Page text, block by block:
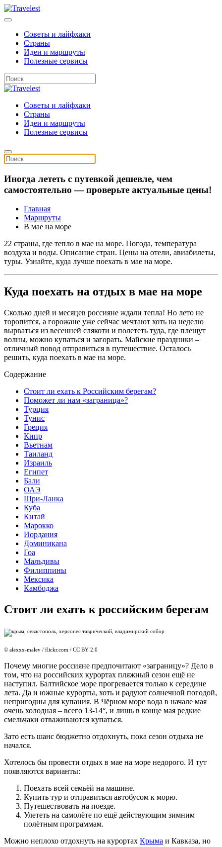
Советы и лайфхаки
Страны
Идеи и маршруты
Полезные сервисы
Советы и лайфхаки
Страны
Идеи и маршруты
Полезные сервисы
Иногда лететь с путевкой дешевле, чем
самостоятельно — проверьте актуальные цены!
Главная
Маршруты
В мае на море
22 страны, где тепло в мае на море. Погода, температура
воздуха и воды. Описание стран. Цены на отели, авиабилеты,
туры. Узнайте, куда лучше поехать в мае на море.
Куда поехать на отдых в мае на море
Сколько дней и месяцев россияне ждали тепла! Но лето не
торопится, а горожане уже сейчас мечтают хоть на неделю
вырваться из весенней слякоти и полететь туда, где плещут
волны, можно купаться и загорать. Майские праздники –
отличный повод отправиться в путешествие. Осталось
решить, куда поехать в мае на море.
Содержание
Стоит ли ехать к Российским берегам?
Поможет ли нам «заграница»?
Турция
Тунис
Греция
Кипр
Вьетнам
Таиланд
Израиль
Египет
Бали
ОАЭ
Шри-Ланка
Куба
Китай
Марокко
Иордания
Доминикана
Гоа
Мальдивы
Филиппины
Мексика
Камбоджа
Стоит ли ехать к российским берегам
© alexxx-malev / flickr.com / CC BY 2.0
Почему многие россияне предпочитают «заграницу»? Дело в
том, что на российских курортах пляжный сезон ещё не
наступил. Балтийское море прогревается только к середине
лета. Да и южные курорты, хоть и радуют солнечной погодой,
непригодны для купания. В Чёрном море вода в начале мая
очень холодная – всего 13-14°, и лишь в конце мая редкие
смельчаки отваживаются купаться.
Зато есть шанс бюджетно отдохнуть, пока сезон отдыха не
начался.
Хотелось бы провести отдых в мае на море недорого. И тут
появляются варианты:
Поехать всей семьёй на машине.
Купить тур и отправиться автобусом к морю.
Путешествовать на поезде.
Улететь на самолёте по ещё действующим зимним
полётным программам.
Можно неплохо отдохнуть на курортах Крыма и Кавказа, но